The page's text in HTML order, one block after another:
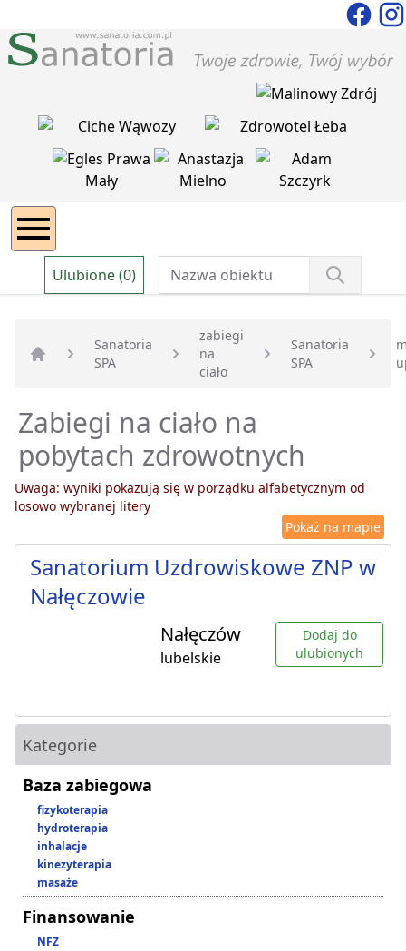
Ulubione (0)
Strona główna
Sanatoria
SPA
zabiegi
na
ciało
Sanatoria
SPA
Zabiegi na ciało na
pobytach zdrowotnych
Uwaga: wyniki pokazują się w porządku alfabetycznym od
losowo wybranej litery
Pokaż na mapie
Sanatorium Uzdrowiskowe ZNP w
Nałęczowie
Nałęczów
lubelskie
Dodaj do
ulubionych
Kategorie
Baza zabiegowa
fizykoterapia
hydroterapia
inhalacje
kinezyterapia
masaże
Finansowanie
NFZ